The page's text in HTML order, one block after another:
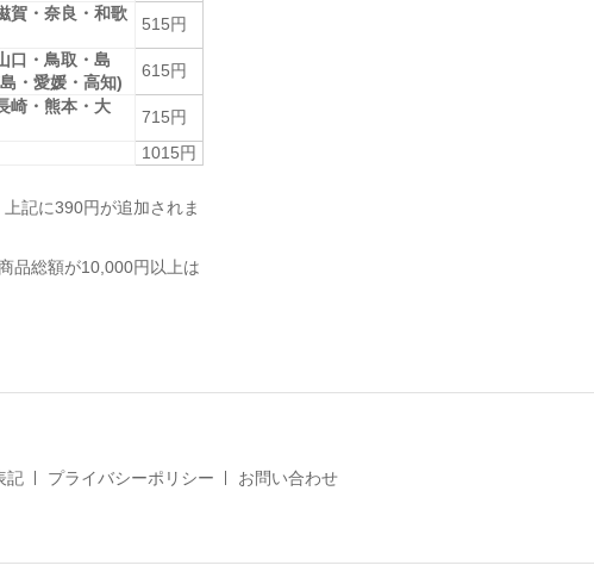
賀・奈良・和歌
515円
口・鳥取・島
・愛媛・高知)
615円
崎・熊本・大
715円
1015円
上記に390円が追加されま
品総額が10,000円以上は
記 プライバシーポリシー お問い合わせ